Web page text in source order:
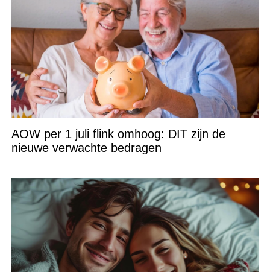
AOW per 1 juli flink omhoog: DIT zijn de
nieuwe verwachte bedragen